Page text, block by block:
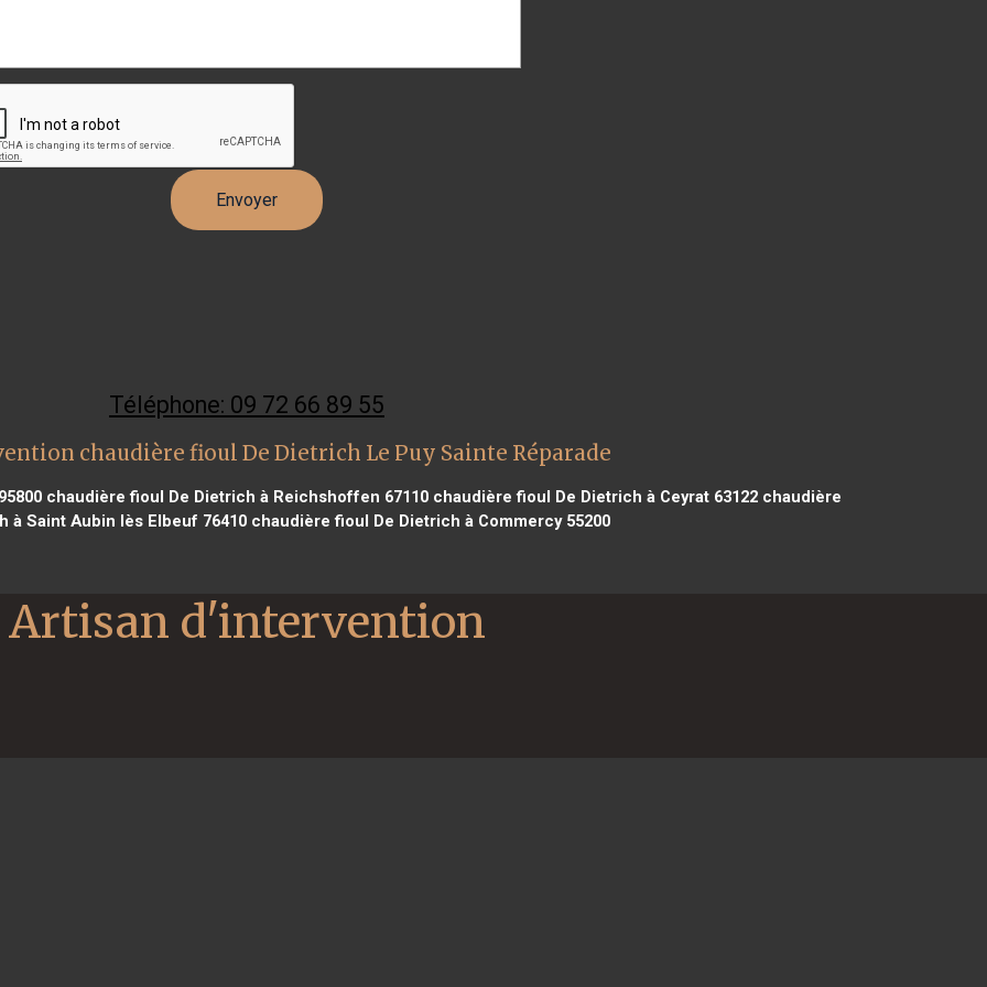
Téléphone: 09 72 66 89 55
chaudière fioul De Dietrich Le Puy Sainte Réparade
chaudière fioul De Dietrich à Reichshoffen 67110 chaudière fioul De Dietrich à Ceyrat 63122 chaudière
à Saint Aubin lès Elbeuf 76410 chaudière fioul De Dietrich à Commercy 55200
Artisan d'intervention